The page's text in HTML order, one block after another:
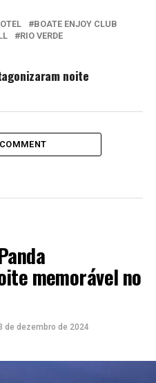
BOATE ENJOY CLUB
RIO VERDE
noite
memorável no
de dezembro de 2024